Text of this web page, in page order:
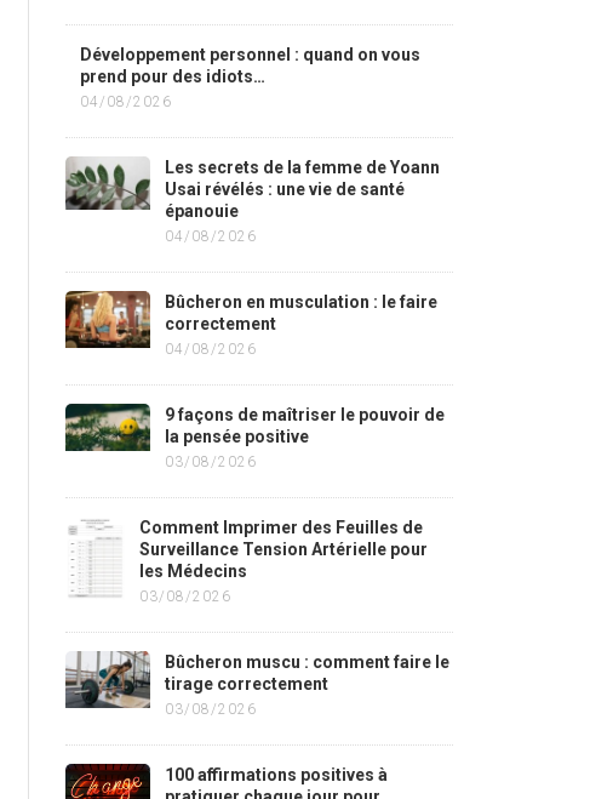
Développement personnel : quand on vous
prend pour des idiots…
04/08/2026
Les secrets de la femme de Yoann
Usai révélés : une vie de santé
épanouie
04/08/2026
Bûcheron en musculation : le faire
correctement
04/08/2026
9 façons de maîtriser le pouvoir de
la pensée positive
03/08/2026
Comment Imprimer des Feuilles de
Surveillance Tension Artérielle pour
les Médecins
03/08/2026
Bûcheron muscu : comment faire le
tirage correctement
03/08/2026
100 affirmations positives à